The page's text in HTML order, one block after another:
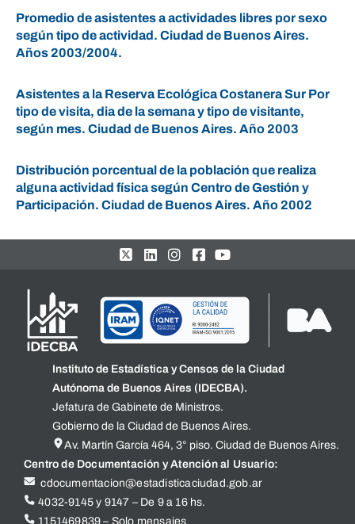
Promedio de asistentes a actividades libres por sexo
según tipo de actividad. Ciudad de Buenos Aires.
Años 2003/2004.
Asistentes a la Reserva Ecológica Costanera Sur Por
tipo de visita, dia de la semana y tipo de visitante,
según mes. Ciudad de Buenos Aires. Año 2003
Distribución porcentual de la población que realiza
alguna actividad física según Centro de Gestión y
Participación. Ciudad de Buenos Aires. Año 2002
Instituto de Estadística y Censos de la Ciudad
Autónoma de Buenos Aires (IDECBA).
Jefatura de Gabinete de Ministros.
Gobierno de la Ciudad de Buenos Aires.
Av. Martín García 464, 3° piso. Ciudad de Buenos Aires.
Centro de Documentación y Atención al Usuario:
cdocumentacion@estadisticaciudad.gob.ar
4032-9145 y 9147 – De 9 a 16 hs.
1151469839 – Solo mensajes